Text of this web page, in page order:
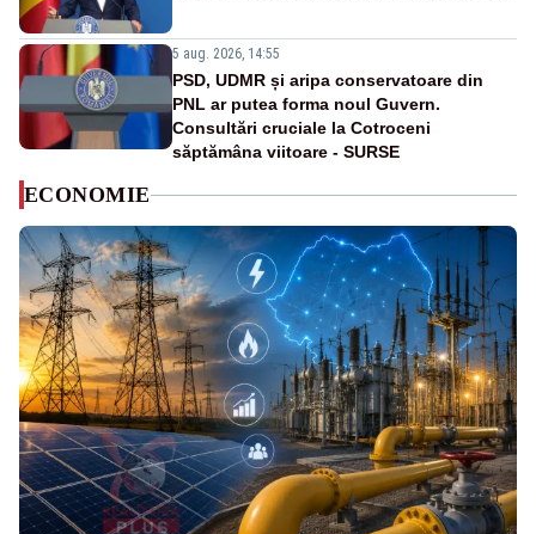
5 aug. 2026, 14:55
PSD, UDMR și aripa conservatoare din
PNL ar putea forma noul Guvern.
Consultări cruciale la Cotroceni
săptămâna viitoare - SURSE
ECONOMIE